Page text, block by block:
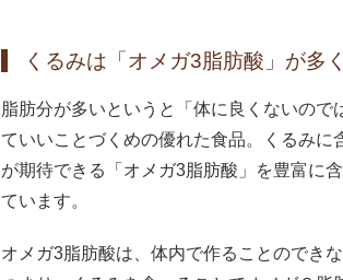
くるみは「オメガ3脂肪酸」が多
脂肪分が多いというと「体に良くないの
ていいことづくめの優れた食品。くるみ
が期待できる「オメガ3脂肪酸」を豊富に
ています。
オメガ3脂肪酸は、体内で作ることのでき